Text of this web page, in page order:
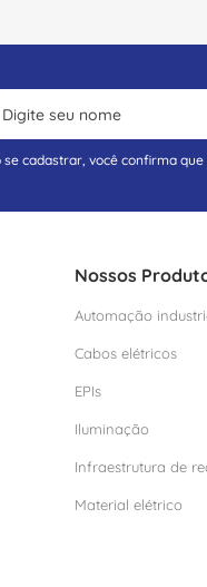
se cadastrar, você confirma
Nossos
Automação
Cabos elétricos
EPIs
Iluminação
Infraestrutura de
Material elétrico